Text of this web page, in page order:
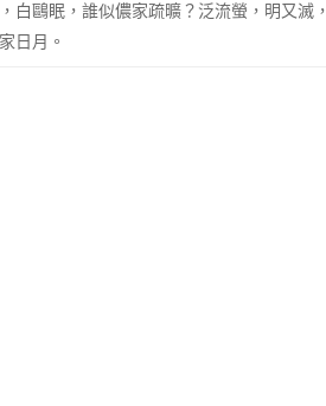
白鷗眠，誰似儂家疏曠？泛流螢，明又滅，
日月。